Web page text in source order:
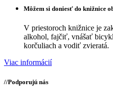
Môžem si doniesť do knižnice
V priestoroch knižnice je
alkohol, fajčiť, vnášať
korčuliach a vodiť zvieratá.
Viac informácií
//Podporujú nás